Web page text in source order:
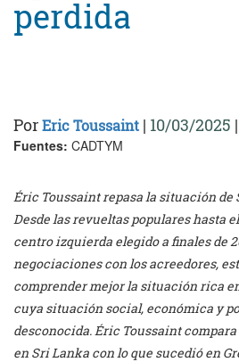
perdida
PorEric Toussaint | 10/03/2025 |
Fuentes: CADTYM
Éric Toussaint repasa la situación de
Desde las revueltas populares hasta
centro izquierda elegido a finales de
negociaciones con los acreedores,
comprender mejor la situación rica
cuya situación social, económica y
desconocida. Éric Toussaint
en Sri Lanka con lo que sucedió en